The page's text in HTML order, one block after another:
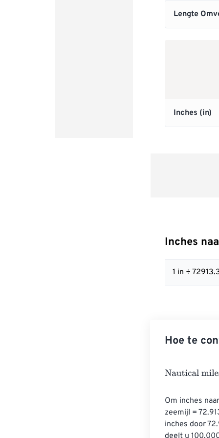
Inches
1 in ÷
Hoe te
Nautical miles
Om inches
zeemijl =
inches door